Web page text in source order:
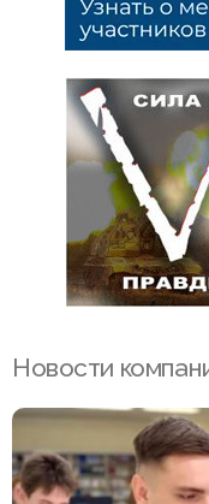
Новости